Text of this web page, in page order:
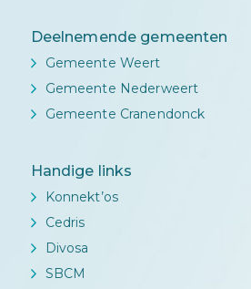
Deelnemende gemeenten
Gemeente Weert
Gemeente Nederweert
Gemeente Cranendonck
Handige links
Konnekt’os
Cedris
Divosa
SBCM